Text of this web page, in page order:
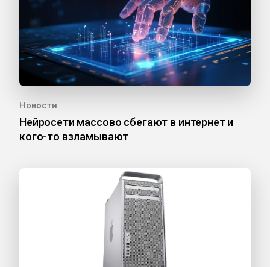
Новости
Нейросети массово сбегают в интернет и
кого-то взламывают